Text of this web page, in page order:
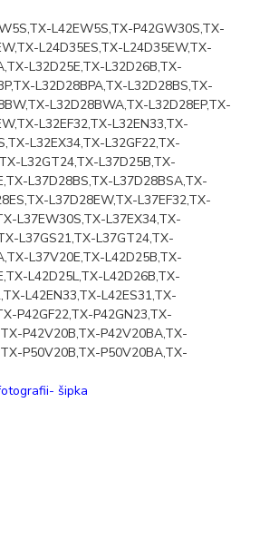
L42EW5S,TX-P42GW30S,TX-
L24D35ES,TX-L24D35EW,TX-
L32D25E,TX-L32D26B,TX-
L32D28BPA,TX-L32D28BS,TX-
L32D28BWA,TX-L32D28EP,TX-
L32EF32,TX-L32EN33,TX-
L32EX34,TX-L32GF22,TX-
L32GT24,TX-L37D25B,TX-
L37D28BS,TX-L37D28BSA,TX-
L37D28EW,TX-L37EF32,TX-
L37EW30S,TX-L37EX34,TX-
L37GS21,TX-L37GT24,TX-
L37V20E,TX-L42D25B,TX-
L42D25L,TX-L42D26B,TX-
L42EN33,TX-L42ES31,TX-
P42GF22,TX-P42GN23,TX-
P42V20B,TX-P42V20BA,TX-
P50V20B,TX-P50V20BA,TX-
šipka